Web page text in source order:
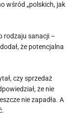
wśród „polskich, jak
rodzaju sanacji –
że potencjalna
czy sprzedaż
że nie
nie zapadła. A